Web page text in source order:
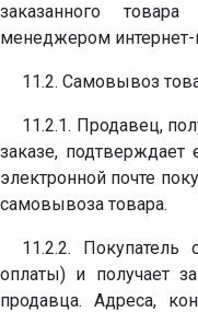
заказанного
менеджером интернет-
11.2. Самовывоз
11.2.1. Продавец,
заказе, подтверждает
электронной почте
самовывоза товара.
11.2.2. Покупатель
оплаты) и получает
продавца. Адреса,